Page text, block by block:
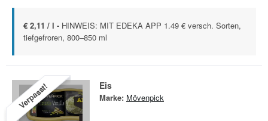
€ 2,11 / l - HINWEIS: MIT EDEKA APP 1.49 € versch. Sorten,
tiefgefroren, 800–850 ml
Verpasst! Eis
Marke: Mövenpick